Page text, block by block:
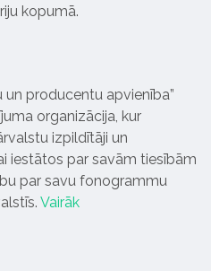
kopumā.
un producentu apvienība”
organizācija, kur
izpildītāji un
iestātos par savām tiesībām
par savu fonogrammu
Vairāk